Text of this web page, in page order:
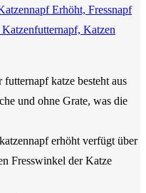
Erhöht, Fressnapf
Katzen
futternapf katze besteht aus
und ohne Grate, was die
erhöht verfügt über
Fresswinkel der Katze